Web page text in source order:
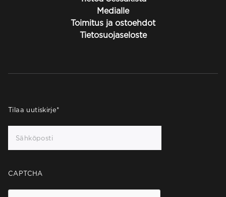
Medialle
Toimitus ja ostoehdot
Tietosuojaseloste
Tilaa uutiskirje*
CAPTCHA